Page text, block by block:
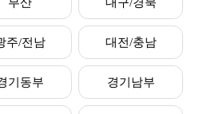
주/전남 대전/충남
기동부 경기남부